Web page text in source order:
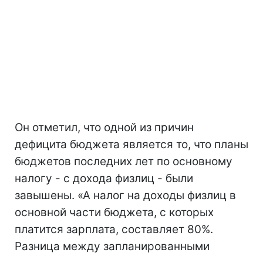
Он отметил, что одной из причин
дефицита бюджета является то, что планы
бюджетов последних лет по основному
налогу - с дохода физлиц - были
завышены. «А налог на доходы физлиц в
основной части бюджета, с которых
платится зарплата, составляет 80%.
Разница между запланированными